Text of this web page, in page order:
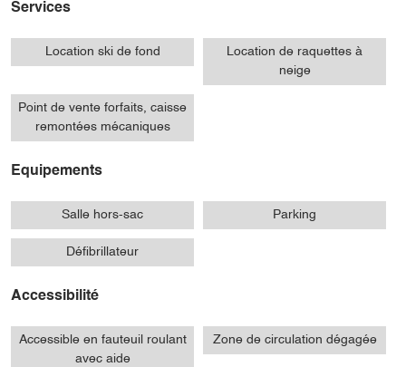
Services
Location ski de fond
Location de raquettes à
neige
Point de vente forfaits, caisse
remontées mécaniques
Equipements
Salle hors-sac Parking
Défibrillateur
Accessibilité
Accessible en fauteuil roulant
avec aide
Zone de circulation dégagée